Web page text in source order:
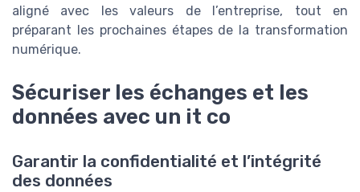
aligné avec les valeurs de l’entreprise, tout en
préparant les prochaines étapes de la transformation
numérique.
Sécuriser les échanges et les
données avec un it co
Garantir la confidentialité et l’intégrité
des données